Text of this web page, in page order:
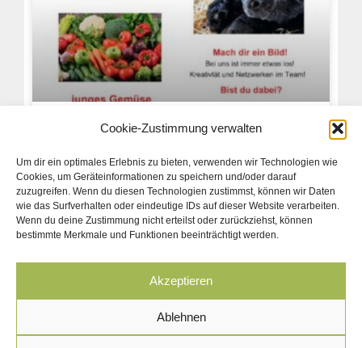
Cookie-Zustimmung verwalten
Um dir ein optimales Erlebnis zu bieten, verwenden wir Technologien wie
Cookies, um Geräteinformationen zu speichern und/oder darauf
zuzugreifen. Wenn du diesen Technologien zustimmst, können wir Daten
wie das Surfverhalten oder eindeutige IDs auf dieser Website verarbeiten.
Wenn du deine Zustimmung nicht erteilst oder zurückziehst, können
bestimmte Merkmale und Funktionen beeinträchtigt werden.
Akzeptieren
Ablehnen
Wanted – Wir suchen dich!
Anforderungsprofil für ehrenamtliche Mitarbeit im
Besser Leben: Du bist dynamisch, flexibel, offen
für Neues? Du magst und bist gerne unter
Menschen? Du verfügst über bestimmte